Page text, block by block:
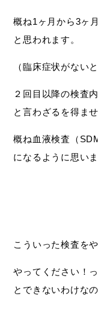
概ね1ヶ月から3ヶ
と思われます。
（臨床症状がない
２回目以降の検査
と言わざるを得ま
概ね血液検査（
になるように思いま
こういった検査を
やってください！
とできないわけな